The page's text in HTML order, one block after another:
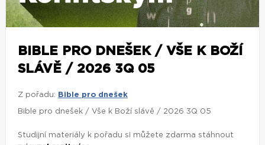
BIBLE PRO DNEŠEK / VŠE K BOŽÍ
SLÁVĚ / 2026 3Q 05
Z pořadu: Bible pro dnešek
Bible pro dnešek / Vše k Boží slávě / 2026 3Q 05
Studijní materiály k pořadu si můžete zdarma stáhnout